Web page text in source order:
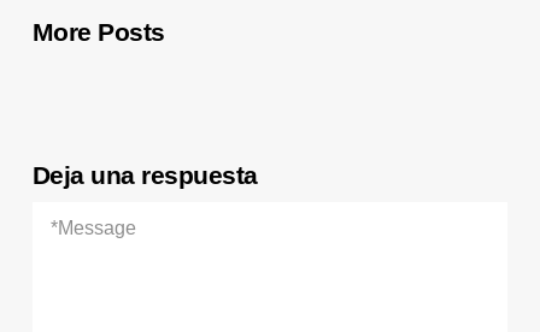
More Posts
Deja una respuesta